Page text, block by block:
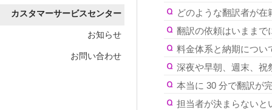
カスタマーサービスセンター
お知らせ
お問い合わせ
どのような翻訳者が在
翻訳の依頼はいままで
料金体系と納期につい
深夜や早朝、週末、祝
本当に 30 分で翻訳が
担当者が決まらないと